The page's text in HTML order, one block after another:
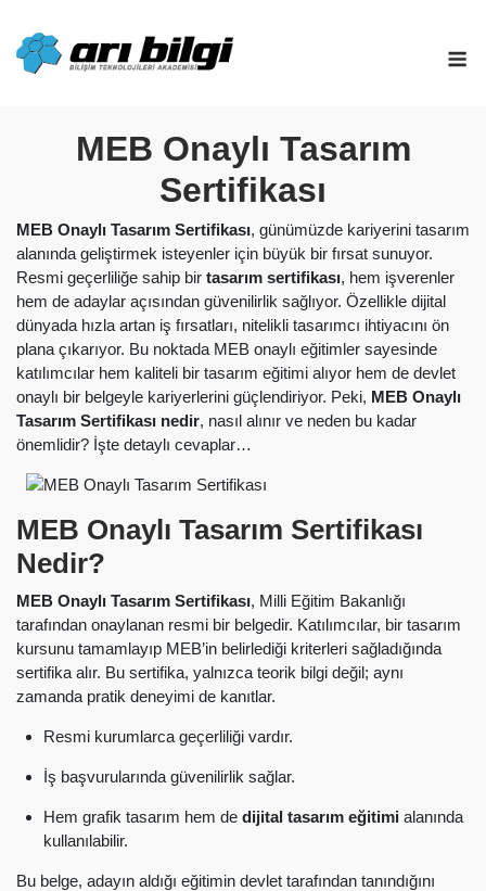
content
MEB Onaylı Tasarım
Sertifikası
MEB Onaylı Tasarım Sertifikası, günümüzde kariyerini tasarım
alanında geliştirmek isteyenler için büyük bir fırsat sunuyor.
Resmi geçerliliğe sahip bir tasarım sertifikası, hem işverenler
hem de adaylar açısından güvenilirlik sağlıyor. Özellikle dijital
dünyada hızla artan iş fırsatları, nitelikli tasarımcı ihtiyacını ön
plana çıkarıyor. Bu noktada MEB onaylı eğitimler sayesinde
katılımcılar hem kaliteli bir tasarım eğitimi alıyor hem de devlet
onaylı bir belgeyle kariyerlerini güçlendiriyor. Peki, MEB Onaylı
Tasarım Sertifikası nedir, nasıl alınır ve neden bu kadar
önemlidir? İşte detaylı cevaplar…
MEB Onaylı Tasarım Sertifikası
Nedir?
MEB Onaylı Tasarım Sertifikası, Milli Eğitim Bakanlığı
tarafından onaylanan resmi bir belgedir. Katılımcılar, bir tasarım
kursunu tamamlayıp MEB’in belirlediği kriterleri sağladığında
sertifika alır. Bu sertifika, yalnızca teorik bilgi değil; aynı
zamanda pratik deneyimi de kanıtlar.
Resmi kurumlarca geçerliliği vardır.
İş başvurularında güvenilirlik sağlar.
Hem grafik tasarım hem de dijital tasarım eğitimi alanında
kullanılabilir.
Bu belge, adayın aldığı eğitimin devlet tarafından tanındığını